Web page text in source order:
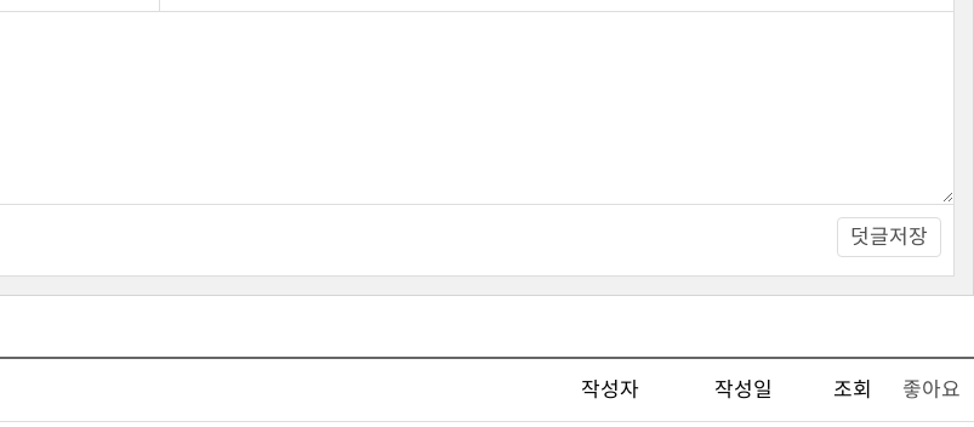
덧글저장
작성자 작성일 조회 좋아요